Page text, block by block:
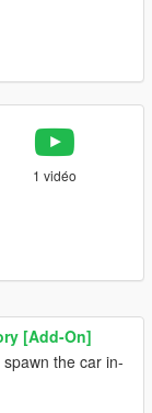
1 vidéo
[Add-On]
the car in-